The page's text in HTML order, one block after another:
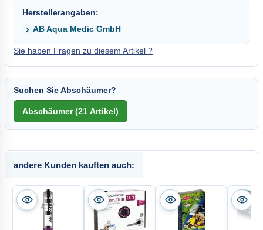
Herstellerangaben:
AB Aqua Medic GmbH
Sie haben Fragen zu diesem Artikel ?
Suchen Sie Abschäumer?
andere Kunden kauften auch: